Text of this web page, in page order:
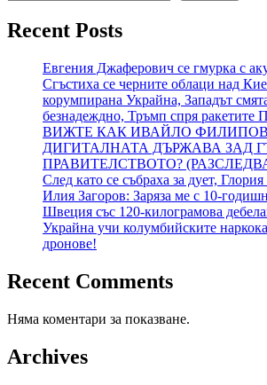
Recent Posts
Евгения Джаферович се гмурка с
Сгъстиха се черните облаци над
корумпирана Украйна, Западът
безнадеждно, Тръмп спря ракетите
ВИЖТЕ КАК ИВАЙЛО
ДИГИТАЛНАТА ДЪРЖАВА ЗАД
ПРАВИТЕЛСТВОТО?
След като се събраха за дует,
Илия Загоров: Заряза ме с 10-
Швеция със 120-килограмова
Украйна учи колумбийските
дронове!
Recent Comments
Няма коментари за показване.
Archives